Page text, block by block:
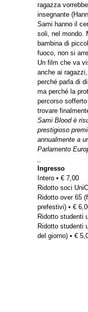
ragazza
insegnante
Sami hanno il
soli, nel mondo.
bambina di
fuoco, non si
Un film che va
anche ai
perché parla di
ma perché la
percorso
trovare
Sami Blood è
prestigioso
annualmente a
Parlamento
Ingresso
Intero • € 7,00
Ridotto soci
Ridotto over 65
prefestivi) • €
Ridotto studenti
Ridotto studenti
del giorno) • €